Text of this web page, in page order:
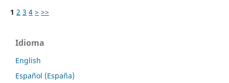
1 2 3 4 > >>
Idioma
English
Español (España)